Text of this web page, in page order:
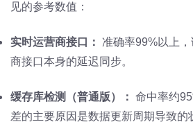
见的参考数值：
实时运营商接口： 准确率99%以上
商接口本身的延迟同步。
缓存库检测（普通版）： 命中率约
差的主要原因是数据更新周期导致的